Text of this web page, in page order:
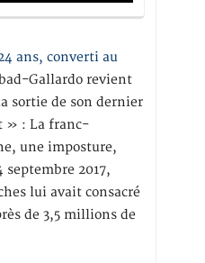
ans, converti au
Gallardo revient
sortie de son dernier
» : La franc-
une imposture,
septembre 2017,
lui avait consacré
de 3,5 millions de